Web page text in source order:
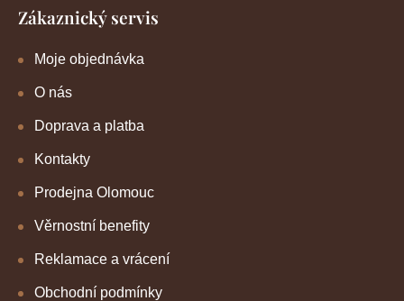
Zákaznický servis
Moje objednávka
O nás
Doprava a platba
Kontakty
Prodejna Olomouc
Věrnostní benefity
Reklamace a vrácení
Obchodní podmínky